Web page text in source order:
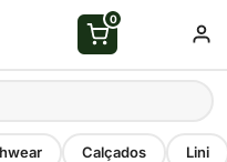
0
Calçados Lini